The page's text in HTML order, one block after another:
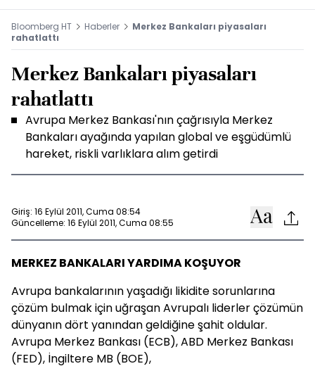
Bloomberg HT Haberler
Merkez Bankaları piyasaları
rahatlattı
Merkez Bankaları piyasaları
rahatlattı
Avrupa Merkez Bankası'nın çağrısıyla Merkez
Bankaları ayağında yapılan global ve eşgüdümlü
hareket, riskli varlıklara alım getirdi
Giriş: 16 Eylül 2011, Cuma 08:54
Güncelleme: 16 Eylül 2011, Cuma 08:55
MERKEZ BANKALARI YARDIMA KOŞUYOR
Avrupa bankalarının yaşadığı likidite sorunlarına
çözüm bulmak için uğraşan Avrupalı liderler çözümün
dünyanın dört yanından geldiğine şahit oldular.
Avrupa Merkez Bankası (ECB), ABD Merkez Bankası
(FED), İngiltere MB (BOE),